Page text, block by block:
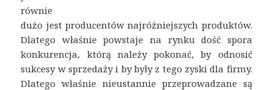
równie
dużo jest producentów najróżniejszych produktów.
Dlatego właśnie powstaje na rynku dość spora
konkurencja, którą należy pokonać, by odnosić
sukcesy w sprzedaży i by były z tego zyski dla firmy.
Dlatego właśnie nieustannie przeprowadzane są